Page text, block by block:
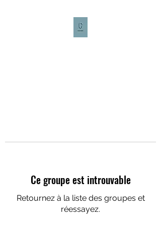
Ce groupe est introuvable
Retournez à la liste des groupes et
réessayez.